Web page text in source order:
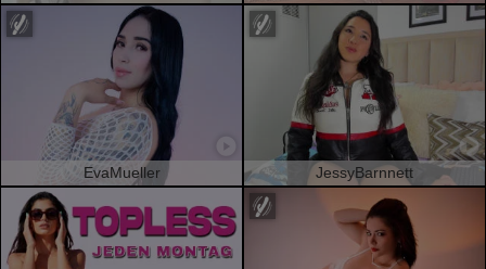
EvaMueller JessyBarnnett